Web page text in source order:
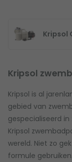
Kripsol
Kripsol
Kripsol is al
gebied van
gespecialiseerd
Kripsol
wereld. Niet zo
formule